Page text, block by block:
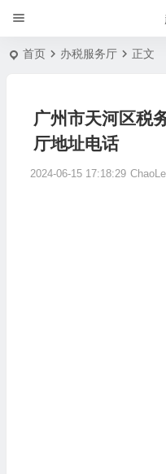
首页 办税服务厅 正文
广州市天河区税
厅地址电话
2024-06-15 17:18:29